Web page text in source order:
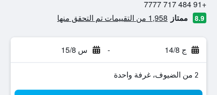
+91 484 717 7777
8.9 ممتاز 1,958 من التقييمات تم التحقق منها
ج 14/8 - س 15/8
2 من الضيوف، غرفة واحدة